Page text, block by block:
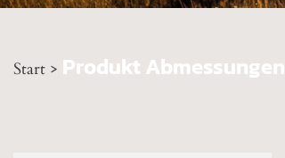
Start > Produkt Abmessungen